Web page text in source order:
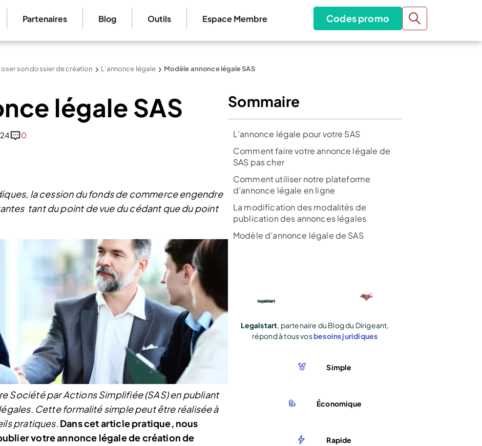
Partenaires Blog Outils Espace Membre Codes promo
son dossier de création L’annonce légale Modèle annonce légale SAS
légale SAS
0
la cession du fonds de commerce engendre
tant du point de vue du cédant que du point
Société par Actions Simplifiée (SAS) en publiant
Cette formalité simple peut être réalisée à
pratiques. Dans cet article pratique, nous
votre annonce légale de création de
Sommaire
L’annonce légale pour votre SAS
Comment faire votre annonce légale de
SAS pas cher
Comment utiliser notre plateforme
d’annonce légale en ligne
La modification des modalités de
publication des annonces légales
Modèle d’annonce légale de SAS
Legalstart, partenaire du Blog du Dirigeant,
répond à tous vosbesoins juridiques
Simple
Économique
Rapide